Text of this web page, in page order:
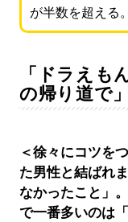
が半数を超える
「ドラえも
の帰り道で」
＜徐々にコツを
た男性と結ばれ
なかったこと」
で一番多いのは